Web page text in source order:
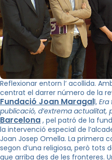
Reflexionar entorn l’ acollida.
centrat el darrer número de la
Fundació Joan Maragall,
publicació, d’extrema actualitat,
Barcelona , pel patró de la
la intervenció especial de
Joan Josep Omella. La primera
segon d’una religiosa, però tots
que arriba des de les fronteres.